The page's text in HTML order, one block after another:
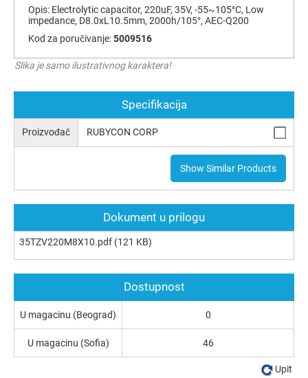
Opis: Electrolytic capacitor, 220uF, 35V, -55~105°C, Low
impedance, D8.0xL10.5mm, 2000h/105°, AEC-Q200
Kod za poručivanje:5009516
Slika je samo ilustrativnog karaktera!
Specifikacija
Proizvođač RUBYCON CORP
Show Similar Products
Dokument u prilogu
35TZV220M8X10.pdf (121 KB)
Dostupnost
U magacinu (Beograd) 0
U magacinu (Sofia) 46
Upit